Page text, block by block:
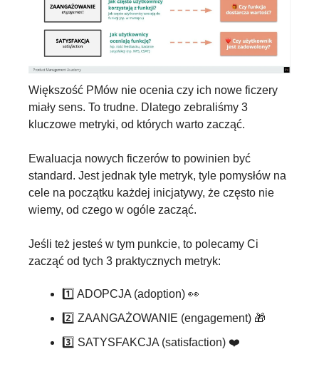
Większość PMów nie ocenia czy ich nowe ficzery
miały sens. To trudne. Dlatego zebraliśmy 3
kluczowe metryki, od których warto zacząć.
Ewaluacja nowych ficzerów to powinien być
standard. Jest jednak tyle metryk, tyle pomysłów na
cele na początku każdej inicjatywy, że często nie
wiemy, od czego w ogóle zacząć.
Jeśli też jesteś w tym punkcie, to polecamy Ci
zacząć od tych 3 praktycznych metryk:
1️⃣ ADOPCJA (adoption) 👀
2️⃣ ZAANGAŻOWANIE (engagement) 🎁
3️⃣ SATYSFAKCJA (satisfaction) ❤️